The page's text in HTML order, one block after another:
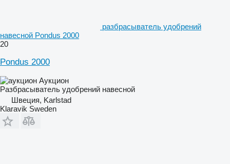
разбрасыватель удобрений
навесной Pondus 2000
20
Pondus 2000
Аукцион
Разбрасыватель удобрений навесной
Швеция, Karlstad
Klaravik Sweden